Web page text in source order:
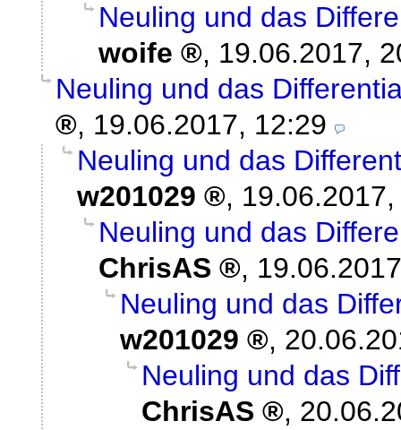
Neuling und das
woife
, 19.06.2017,
Neuling und das
, 19.06.2017, 12:29
Neuling und das
w201029
,
Neuling und das
ChrisAS
,
Neuling und das
w201029
,
Neuling und das
ChrisAS
,